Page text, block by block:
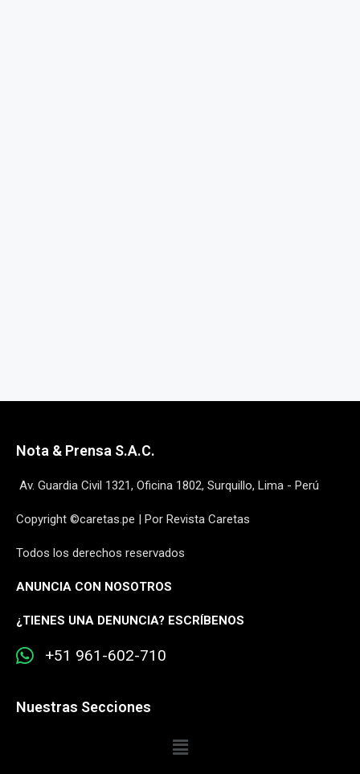
Nota & Prensa S.A.C.
Av. Guardia Civil 1321, Oficina 1802, Surquillo, Lima - Perú
Copyright ©caretas.pe | Por Revista Caretas
Todos los derechos reservados
ANUNCIA CON NOSOTROS
¿TIENES UNA DENUNCIA? ESCRÍBENOS
+51 961-602-710
Nuestras Secciones